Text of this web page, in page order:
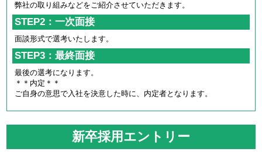
弊社の取り組みなどをご紹介させていただきます。
STEP2：一次面接
面談形式で選考いたします。
STEP3：最終面接
最後の選考になります。
＊＊内定＊＊
ご自身の意思で入社を決意した時に、内定者となります。
新卒採用エントリー